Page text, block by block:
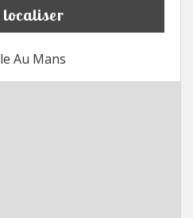
localiser
Au Mans